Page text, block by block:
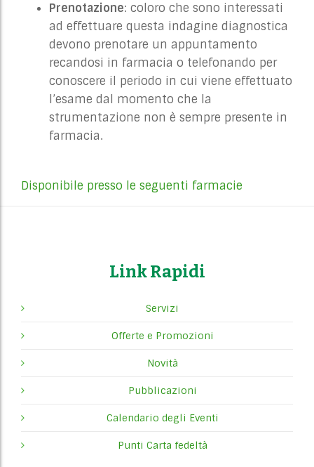
Prenotazione: coloro che sono interessati
ad effettuare questa indagine diagnostica
devono prenotare un appuntamento
recandosi in farmacia o telefonando per
conoscere il periodo in cui viene effettuato
l’esame dal momento che la
strumentazione non è sempre presente in
farmacia.
Disponibile presso le seguenti farmacie
Link Rapidi
Servizi
Offerte e Promozioni
Novità
Pubblicazioni
Calendario degli Eventi
Punti Carta fedeltà